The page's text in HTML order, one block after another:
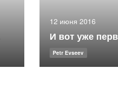
12 июня 2016
И вот уже
Petr Evseev